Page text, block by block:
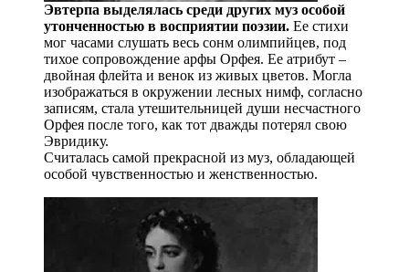
Эвтерпа выделялась среди других муз особой
утонченностью в восприятии поэзии. Ее стихи
мог часами слушать весь сонм олимпийцев, под
тихое сопровождение арфы Орфея. Ее атрибут –
двойная флейта и венок из живых цветов. Могла
изображаться в окружении лесных нимф, согласно
записям, стала утешительницей души несчастного
Орфея после того, как тот дважды потерял свою
Эвридику.
Считалась самой прекрасной из муз, обладающей
особой чувственностью и женственностью.